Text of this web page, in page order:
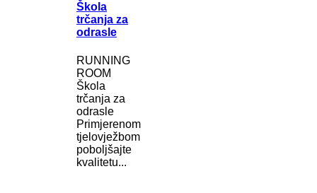
Škola
trčanja za
odrasle
RUNNING
ROOM
Škola
trčanja za
odrasle
Primjerenom
tjelovježbom
poboljšajte
kvalitetu...